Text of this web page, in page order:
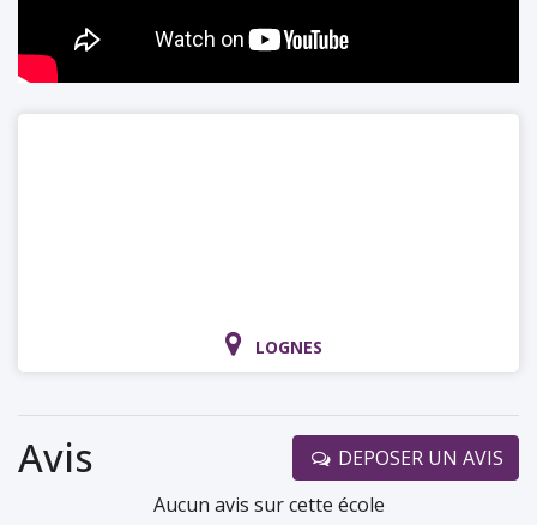
LOGNES
Avis
DEPOSER UN AVIS
Aucun avis sur cette école